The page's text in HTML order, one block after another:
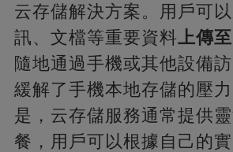
云存儲解決方案。用戶可
訊、文檔等重要資料上傳
隨地通過手機或其他設備
緩解了手機本地存儲的壓
是，云存儲服務通常提供
餐，用戶可以根據自己的